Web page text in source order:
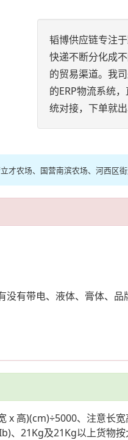
韬博供应链专注
快递不断分化成
的贸易渠道。我
的ERP物流系统
统对接，下单就
才农场、国营南滨农场、河西区
有带电、液体、膏体、品
高)(cm)÷5000、注意长
、21Kg及21Kg以上货物按